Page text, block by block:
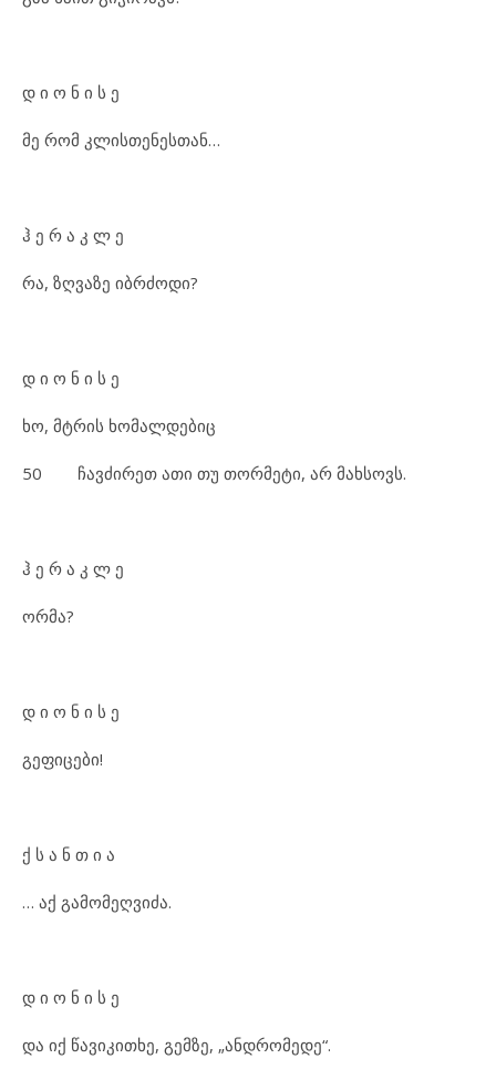
დ ი ო ნ ი ს ე
მე რომ კლისთენესთან…
ჰ ე რ ა კ ლ ე
რა, ზღვაზე იბრძოდი?
დ ი ო ნ ი ს ე
ხო, მტრის ხომალდებიც
50 ჩავძირეთ ათი თუ თორმეტი, არ მახსოვს.
ჰ ე რ ა კ ლ ე
ორმა?
დ ი ო ნ ი ს ე
გეფიცები!
ქ ს ა ნ თ ი ა
… აქ გამომეღვიძა.
დ ი ო ნ ი ს ე
და იქ წავიკითხე, გემზე, „ანდრომედე“.